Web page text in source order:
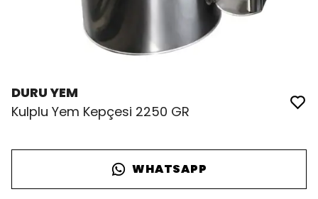
DURU YEM
Kulplu Yem Kepçesi 2250 GR
WHATSAPP